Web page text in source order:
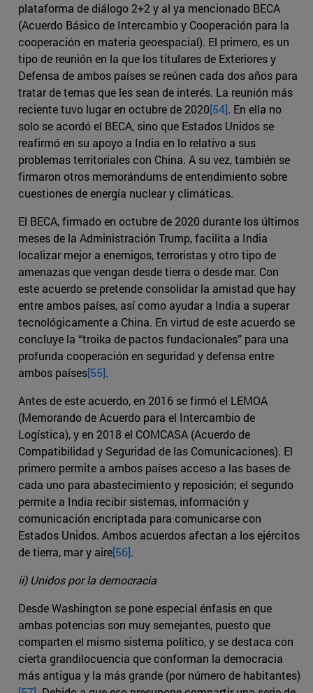
plataforma de diálogo 2+2 y al ya mencionado BECA
(Acuerdo Básico de Intercambio y Cooperación para la
cooperación en materia geoespacial). El primero, es un
tipo de reunión en la que los titulares de Exteriores y
Defensa de ambos países se reúnen cada dos años para
tratar de temas que les sean de interés. La reunión más
reciente tuvo lugar en octubre de 2020[54]. En ella no
solo se acordó el BECA, sino que Estados Unidos se
reafirmó en su apoyo a India en lo relativo a sus
problemas territoriales con China. A su vez, también se
firmaron otros memorándums de entendimiento sobre
cuestiones de energía nuclear y climáticas.
El BECA, firmado en octubre de 2020 durante los últimos
meses de la Administración Trump, facilita a India
localizar mejor a enemigos, terroristas y otro tipo de
amenazas que vengan desde tierra o desde mar. Con
este acuerdo se pretende consolidar la amistad que hay
entre ambos países, así como ayudar a India a superar
tecnológicamente a China. En virtud de este acuerdo se
concluye la “troika de pactos fundacionales” para una
profunda cooperación en seguridad y defensa entre
ambos países[55].
Antes de este acuerdo, en 2016 se firmó el LEMOA
(Memorando de Acuerdo para el Intercambio de
Logística), y en 2018 el COMCASA (Acuerdo de
Compatibilidad y Seguridad de las Comunicaciones). El
primero permite a ambos países acceso a las bases de
cada uno para abastecimiento y reposición; el segundo
permite a India recibir sistemas, información y
comunicación encriptada para comunicarse con
Estados Unidos. Ambos acuerdos afectan a los ejércitos
de tierra, mar y aire[56].
ii) Unidos por la democracia
Desde Washington se pone especial énfasis en que
ambas potencias son muy semejantes, puesto que
comparten el mismo sistema político, y se destaca con
cierta grandilocuencia que conforman la democracia
más antigua y la más grande (por número de habitantes)